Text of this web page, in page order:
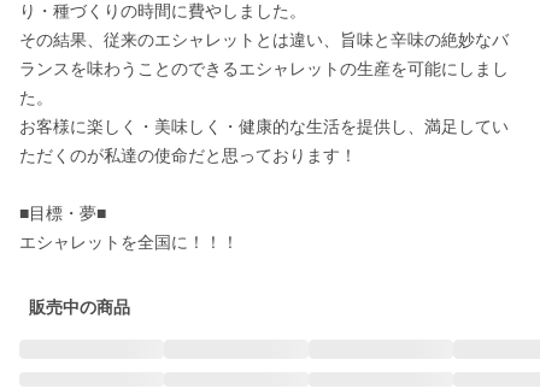
り・種づくりの時間に費やしました。
その結果、従来のエシャレットとは違い、旨味と辛味の絶妙なバ
ランスを味わうことのできるエシャレットの生産を可能にしまし
た。
お客様に楽しく・美味しく・健康的な生活を提供し、満足してい
ただくのが私達の使命だと思っております！
■目標・夢■
エシャレットを全国に！！！
販売中の商品